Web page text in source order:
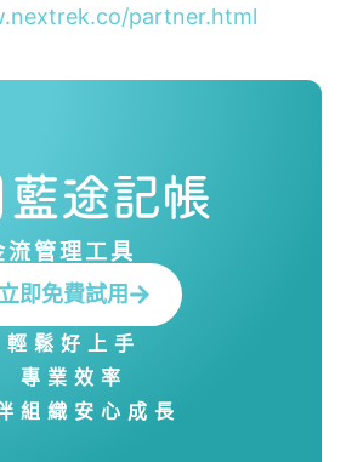
partner.html
流管理工具
立即免費試用
輕鬆好上手
專業效率
組織安心成長